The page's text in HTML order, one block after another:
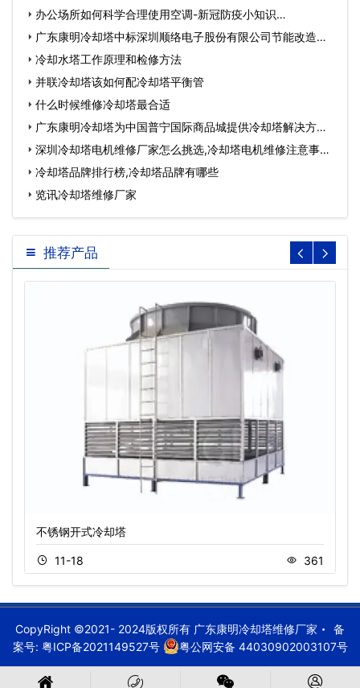
办公场所如何科学合理使用空调-新冠防疫小知识…
广东康明冷却塔中标深圳顺络电子股份有限公司节能改造工
程…冷却水塔工作原理和检修方法
并联冷却塔该如何配冷却塔平衡管
什么时候维修冷却塔最合适
广东康明冷却塔为中国普宁国际商品城提供冷却塔解决方
案…深圳冷却塔电机维修厂家怎么挑选,冷却塔电机维修注意事
项…冷却塔品牌排行榜,冷却塔品牌有哪些
览讯冷却塔维修厂家
推荐产品
不锈钢开式冷却塔
11-18 361
CopyRight ©2021- 2024版权所有 广东康明冷却塔维修厂家
备
案号: 粤ICP备2021149527号 粤公网安备 44030902003107号